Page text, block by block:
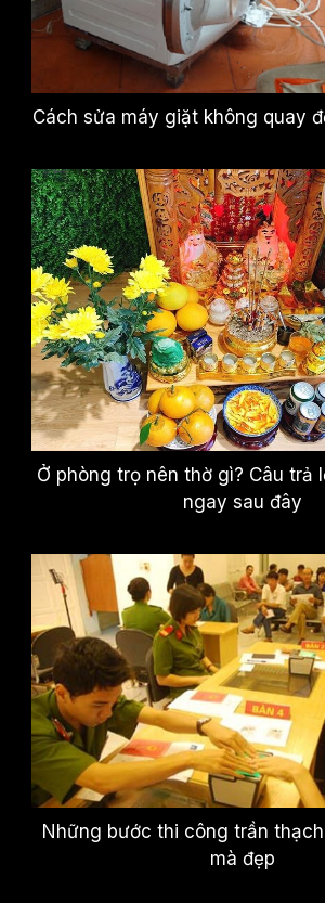
Cách sửa máy giặt không quay
Ở phòng trọ nên thờ gì? Câu trả
ngay sau đây
Những bước thi công trần
mà đẹp